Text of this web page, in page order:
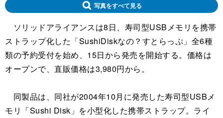
写真をすべて見る
ソリッドアライアンスは8日、寿司型USBメモリを携帯
ストラップ化した「SushiDiskなの？すとらっぷ」全6種
類の予約受付を始め、15日から発売を開始する。価格は
オープンで、直販価格は3,980円から。
同製品は、同社が2004年10月に発売した寿司型USBメ
モリ「Sushi Disk」を小型化した携帯ストラップ。ライ